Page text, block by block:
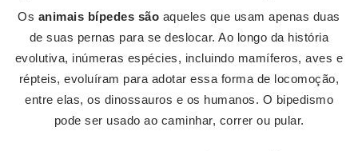
Os animais bípedes são aqueles que usam apenas duas
de suas pernas para se deslocar. Ao longo da história
evolutiva, inúmeras espécies, incluindo mamíferos, aves e
répteis, evoluíram para adotar essa forma de locomoção,
entre elas, os dinossauros e os humanos. O bipedismo
pode ser usado ao caminhar, correr ou pular.